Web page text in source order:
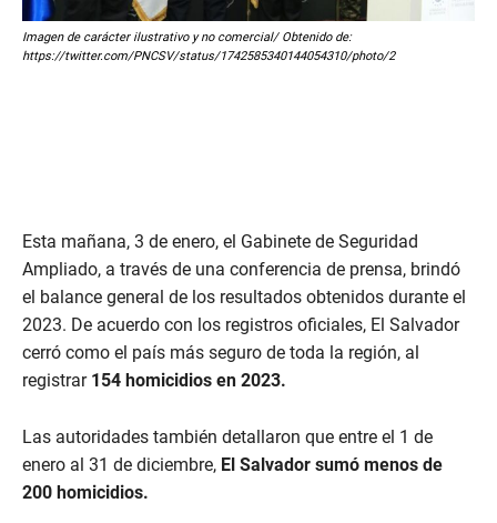
Imagen de carácter ilustrativo y no comercial/ Obtenido de:
https://twitter.com/PNCSV/status/1742585340144054310/photo/2
Esta mañana, 3 de enero, el Gabinete de Seguridad
Ampliado, a través de una conferencia de prensa, brindó
el balance general de los resultados obtenidos durante el
2023. De acuerdo con los registros oficiales, El Salvador
cerró como el país más seguro de toda la región, al
registrar 154 homicidios en 2023.
Las autoridades también detallaron que entre el 1 de
enero al 31 de diciembre, El Salvador sumó menos de
200 homicidios.